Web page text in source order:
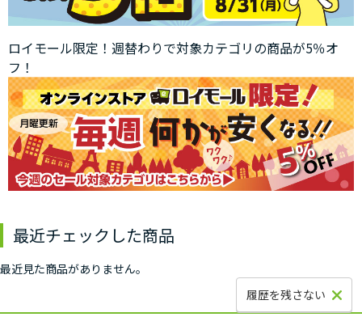
ロイモール限定！週替わりで対象カテゴリの商品が5％オ
フ！
最近チェックした商品
最近見た商品がありません。
履歴を残さない